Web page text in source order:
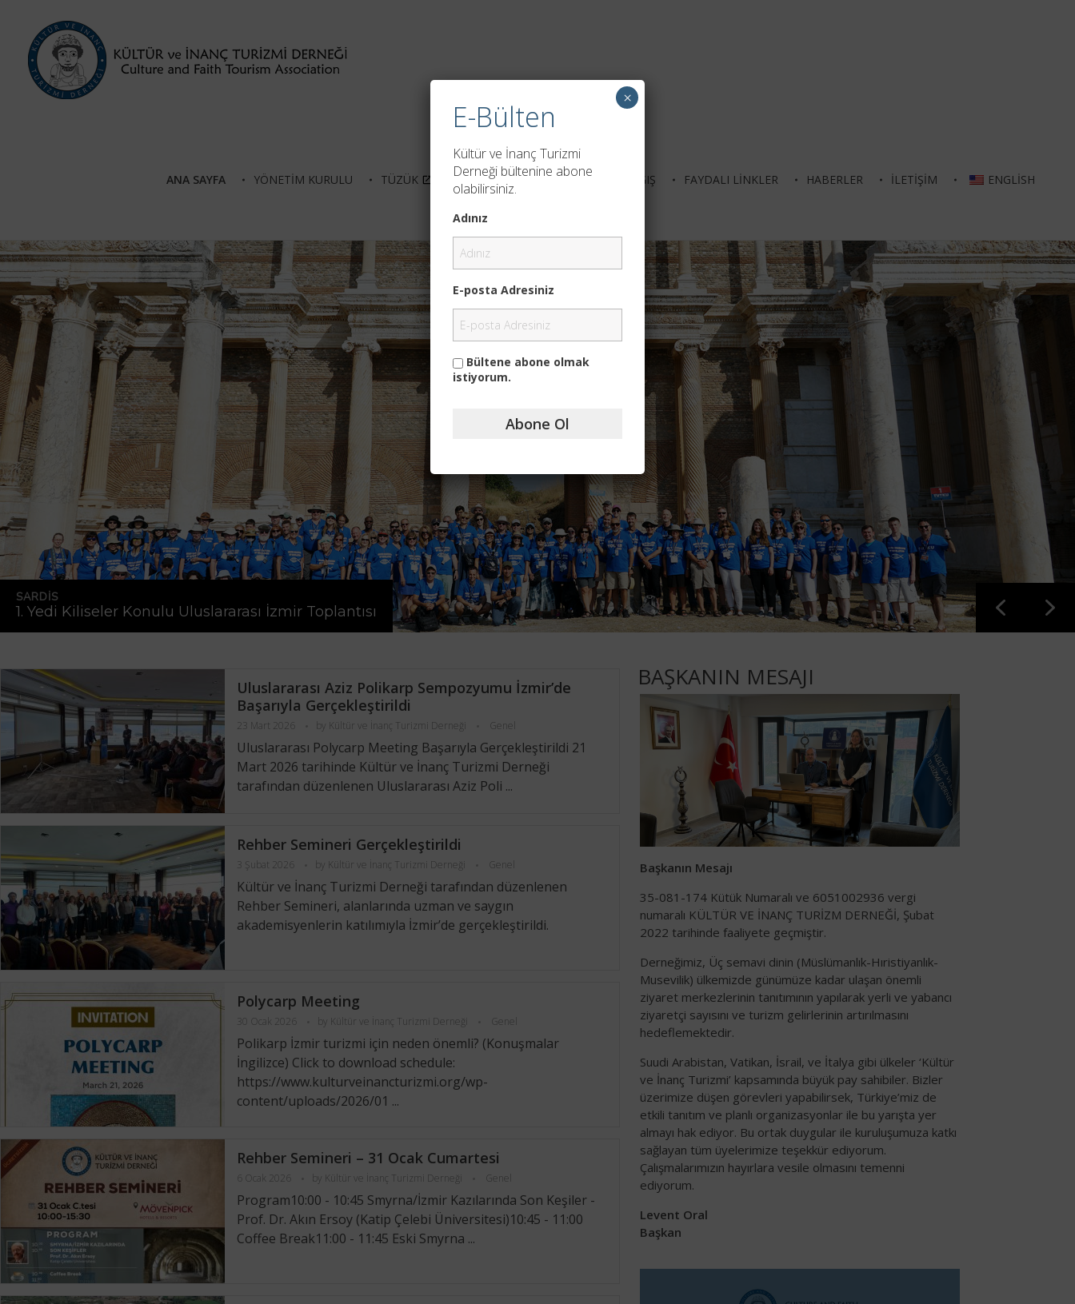
ANA SAYFA YÖNETIM KURULU TÜZÜK ÜYELIK NETWORK BAĞIŞ FAYDALI LINKLER HABERLER İLETIŞIM ENGLISH
SARDIS
1. Yedi Kiliseler Konulu Uluslararası İzmir Toplantısı
Uluslararası Aziz Polikarp Sempozyumu İzmir’de
Başarıyla Gerçekleştirildi
23 Mart 2026 by Kültür ve İnanç Turizmi Derneği Genel
Uluslararası Polycarp Meeting Başarıyla Gerçekleştirildi 21
Mart 2026 tarihinde Kültür ve İnanç Turizmi Derneği
tarafından düzenlenen Uluslararası Aziz Poli ...
Rehber Semineri Gerçekleştirildi
3 Şubat 2026 by Kültür ve İnanç Turizmi Derneği Genel
Kültür ve İnanç Turizmi Derneği tarafından düzenlenen
Rehber Semineri, alanlarında uzman ve saygın
akademisyenlerin katılımıyla İzmir’de gerçekleştirildi.
Polycarp Meeting
30 Ocak 2026 by Kültür ve İnanç Turizmi Derneği Genel
Polikarp İzmir turizmi için neden önemli? (Konuşmalar
İngilizce) Click to download schedule:
https://www.kulturveinancturizmi.org/wp-
content/uploads/2026/01 ...
Rehber Semineri – 31 Ocak Cumartesi
6 Ocak 2026 by Kültür ve İnanç Turizmi Derneği Genel
Program10:00 - 10:45 Smyrna/İzmir Kazılarında Son Keşiler -
Prof. Dr. Akın Ersoy (Katip Çelebi Üniversitesi)10:45 - 11:00
Coffee Break11:00 - 11:45 Eski Smyrna ...
BAŞKANIN MESAJI
Başkanın Mesajı
35-081-174 Kütük Numaralı ve 6051002936 vergi
numaralı KÜLTÜR VE İNANÇ TURİZM DERNEĞİ, Şubat
2022 tarihinde faaliyete geçmiştir.
Derneğimiz, Üç semavi dinin (Müslümanlık-Hıristiyanlık-
Musevilik) ülkemizde günümüze kadar ulaşan önemli
ziyaret merkezlerinin tanıtımının yapılarak yerli ve yabancı
ziyaretçi sayısını ve turizm gelirlerinin artırılmasını
hedeflemektedir.
Suudi Arabistan, Vatikan, İsrail, ve İtalya gibi ülkeler ‘Kültür
ve İnanç Turizmi’ kapsamında büyük pay sahibiler. Bizler
üzerimize düşen görevleri yapabilirsek, Türkiye’miz de
etkili tanıtım ve planlı organizasyonlar ile bu yarışta yer
almayı hak ediyor. Bu ortak duygular ile kuruluşumuza katkı
sağlayan tüm üyelerimize teşekkür ediyorum.
Çalışmalarımızın hayırlara vesile olmasını temenni
ediyorum.
Levent Oral
Başkan
E-Bülten
Kültür ve İnanç Turizmi
Derneği bültenine abone
olabilirsiniz.
Adınız
E-posta Adresiniz
Bültene abone olmak
istiyorum.
Abone Ol
×